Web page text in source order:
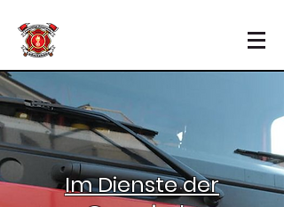
Im Dienste der